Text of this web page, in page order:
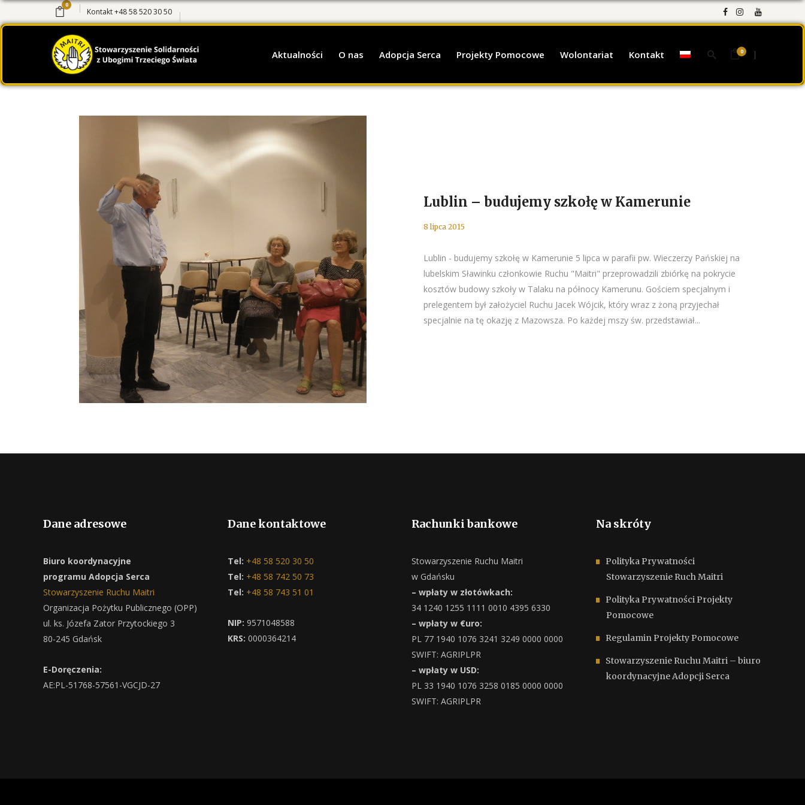
Kontakt+48 58 520 30 50
0
Aktualności O nas Adopcja Serca Projekty Pomocowe Wolontariat Kontakt 0
Lublin – budujemy szkołę w Kamerunie
8 lipca 2015
Lublin - budujemy szkołę w Kamerunie 5 lipca w parafii pw. Wieczerzy Pańskiej na
lubelskim Sławinku członkowie Ruchu "Maitri" przeprowadzili zbiórkę na pokrycie
kosztów budowy szkoły w Talaku na północy Kamerunu. Gościem specjalnym i
prelegentem był założyciel Ruchu Jacek Wójcik, który wraz z żoną przyjechał
specjalnie na tę okazję z Mazowsza. Po każdej mszy św. przedstawiał...
Dane adresowe
Biuro koordynacyjne
programu Adopcja Serca
Stowarzyszenie Ruchu Maitri
Organizacja Pożytku Publicznego (OPP)
ul. ks. Józefa Zator Przytockiego 3
80-245 Gdańsk
E-Doręczenia:
AE:PL-51768-57561-VGCJD-27
Dane kontaktowe
Tel: +48 58 520 30 50
Tel: +48 58 742 50 73
Tel: +48 58 743 51 01
NIP: 9571048588
KRS: 0000364214
Rachunki bankowe
Stowarzyszenie Ruchu Maitri
w Gdańsku
– wpłaty w złotówkach:
34 1240 1255 1111 0010 4395 6330
– wpłaty w €uro:
PL 77 1940 1076 3241 3249 0000 0000
SWIFT: AGRIPLPR
– wpłaty w USD:
PL 33 1940 1076 3258 0185 0000 0000
SWIFT: AGRIPLPR
Na skróty
Polityka Prywatności
Stowarzyszenie Ruch Maitri
Polityka Prywatności Projekty
Pomocowe
Regulamin Projekty Pomocowe
Stowarzyszenie Ruchu Maitri – biuro
koordynacyjne Adopcji Serca